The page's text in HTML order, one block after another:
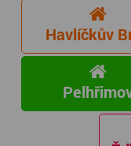
Havlíčkův